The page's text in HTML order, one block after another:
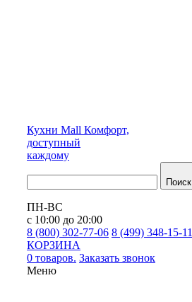
Кухни Mall Комфорт,
доступный
каждому
Поиск
ПН-ВС
с 10:00 до 20:00
8 (800) 302-77-06 8 (499) 348-15-11
КОРЗИНА
0 товаров. Заказать звонок
Меню